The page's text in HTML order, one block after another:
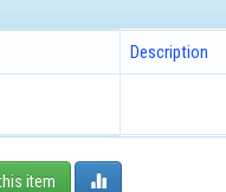
Description
item